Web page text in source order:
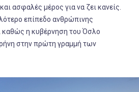
ασφαλές μέρος για να ζει κανείς.
επίπεδο ανθρώπινης
καθώς η κυβέρνηση του Όσλο
στην πρώτη γραμμή των